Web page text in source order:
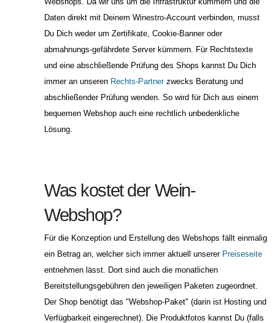
Daten direkt mit Deinem Winestro-Account verbinden, musst
Du Dich weder um Zertifikate, Cookie-Banner oder
abmahnungs-gefährdete Server kümmern. Für Rechtstexte
und eine abschließende Prüfung des Shops kannst Du Dich
immer an unseren Rechts-Partnerzwecks Beratung und
abschließender Prüfung wenden. So wird für Dich aus einem
bequemen Webshop auch eine rechtlich unbedenkliche
Lösung.
Was kostet der Wein-
Webshop?
Für die Konzeption und Erstellung des Webshops fällt einmalig
ein Betrag an, welcher sich immer aktuell unserer Preiseseite
entnehmen lässt. Dort sind auch die monatlichen
Bereitstellungsgebühren den jeweiligen Paketen zugeordnet.
Der Shop benötigt das "Webshop-Paket" (darin ist Hosting und
Verfügbarkeit eingerechnet). Die Produktfotos kannst Du (falls